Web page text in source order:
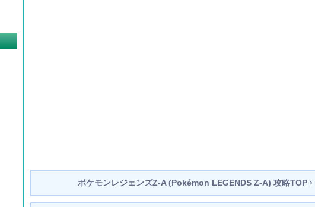
ポケモンレジェンズZ-A(Pokémon LEGENDS Z-A) 攻略TOP ›